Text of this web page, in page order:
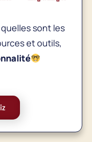
sont les
et outils,